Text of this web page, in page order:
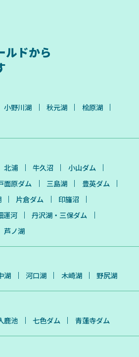
ルドから
小野川湖 秋元湖
桧原湖
北浦 牛久沼
小山ダム
面原ダム 三島湖
豊英ダム
片倉ダム
印旛沼
運河
丹沢湖・三保ダム
芦ノ湖
湖 河口湖 木崎湖 野尻湖
鹿池 七色ダム 青蓮寺ダム